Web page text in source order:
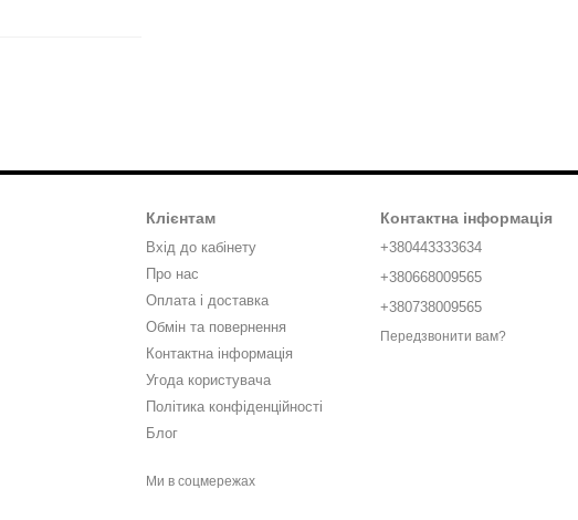
Клієнтам
Вхід до кабінету
Про нас
Оплата і доставка
Обмін та повернення
Контактна інформація
Угода користувача
Політика конфіденційності
Блог
Ми в соцмережах
Контактна інформація
+380443333634
+380668009565
+380738009565
Передзвонити вам?